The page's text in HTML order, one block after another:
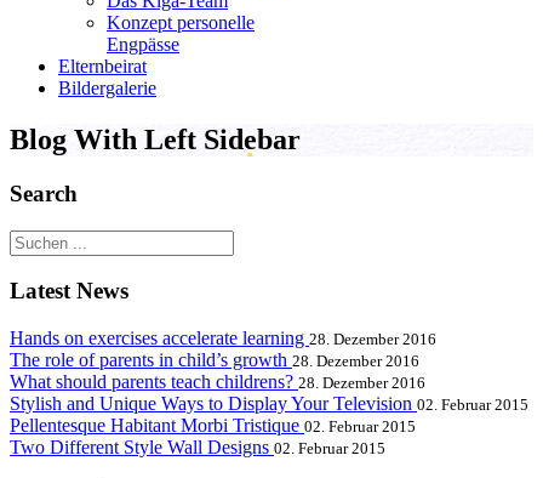
Konzept personelle
Engpässe
Elternbeirat
Bildergalerie
Blog With Left Sidebar
Search
Latest News
Hands on exercises accelerate learning 28. Dezember 2016
The role of parents in child’s growth 28. Dezember 2016
What should parents teach childrens? 28. Dezember 2016
Stylish and Unique Ways to Display Your Television 02. Februar 2015
Pellentesque Habitant Morbi Tristique 02. Februar 2015
Two Different Style Wall Designs 02. Februar 2015